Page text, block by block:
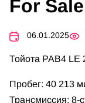
For Sale
06.01.2025
Тойота РАВ4 LE
Пробег: 40 213
Трансмиссия: 8-